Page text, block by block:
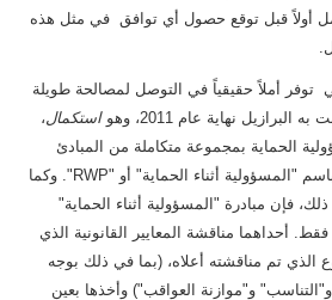
أولاً قبل توقع حصول أي توافق في مثل هذه
توفر أملاً حقيقياً في التوصل لمصالحة طويلة
نهاية عام 2011، وهو
استكمال،
الحماية بمجموعة متكاملة من المبادئ
والإجراءات التي تم عنونتها باسم "المسؤولية أثناء الحماية" أو "RWP". وكما
فإن مبادرة "المسؤولية أثناء الحماية"
أحداهما مناقشة المعايير القانونية الذي
الذي تم مناقشته أعلاه، (بما في ذلك بوجه
و"التناسب" و"موازنة العواقب") وأخذها بعين